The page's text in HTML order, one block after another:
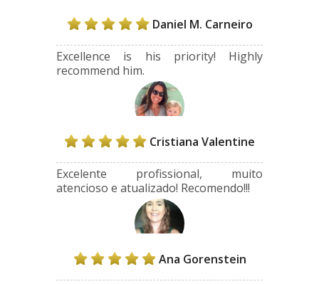
Daniel M. Carneiro
Excellence is his priority! Highly
recommend him.
Cristiana Valentine
Excelente profissional, muito
atencioso e atualizado! Recomendo!!!
Ana Gorenstein